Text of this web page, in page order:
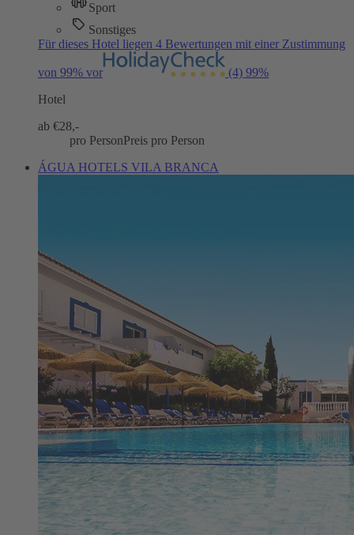
Sport
Sonstiges
Für dieses Hotel liegen 4 Bewertungen mit einer Zustimmung
von 99% vor (4) 99%
Hotel
ab €28,-
pro PersonPreis pro Person
ÁGUA HOTELS VILA BRANCA